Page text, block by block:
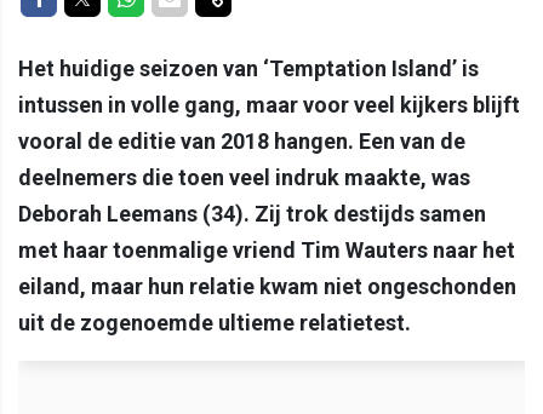
Het huidige seizoen van ‘Temptation Island’ is
intussen in volle gang, maar voor veel kijkers blijft
vooral de editie van 2018 hangen. Een van de
deelnemers die toen veel indruk maakte, was
Deborah Leemans (34). Zij trok destijds samen
met haar toenmalige vriend Tim Wauters naar het
eiland, maar hun relatie kwam niet ongeschonden
uit de zogenoemde ultieme relatietest.